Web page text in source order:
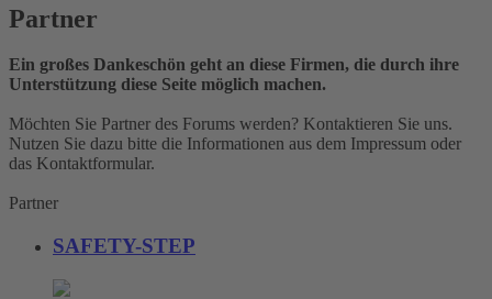
Partner
Ein großes Dankeschön geht an diese Firmen, die durch ihre
Unterstützung diese Seite möglich machen.
Möchten Sie Partner des Forums werden? Kontaktieren Sie uns.
Nutzen Sie dazu bitte die Informationen aus dem Impressum oder
das Kontaktformular.
Partner
SAFETY-STEP